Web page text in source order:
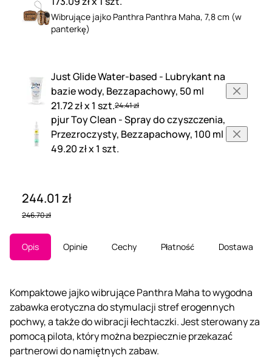
Wibrujące jajko Panthra Panthra Maha, 7,8 cm (w
panterkę)
Just Glide Water-based - Lubrykant na
bazie wody, Bezzapachowy, 50 ml
21.72 zł x 1 szt.24.41 zł
pjur Toy Clean - Spray do czyszczenia,
Przezroczysty, Bezzapachowy, 100 ml
49.20 zł x 1 szt.
244.01 zł
246.70 zł
Opis Opinie Cechy Płatność Dostawa
Kompaktowe jajko wibrujące Panthra Maha to wygodna
zabawka erotyczna do stymulacji stref erogennych
pochwy, a także do wibracji łechtaczki. Jest sterowany za
pomocą pilota, który można bezpiecznie przekazać
partnerowi do namiętnych zabaw.